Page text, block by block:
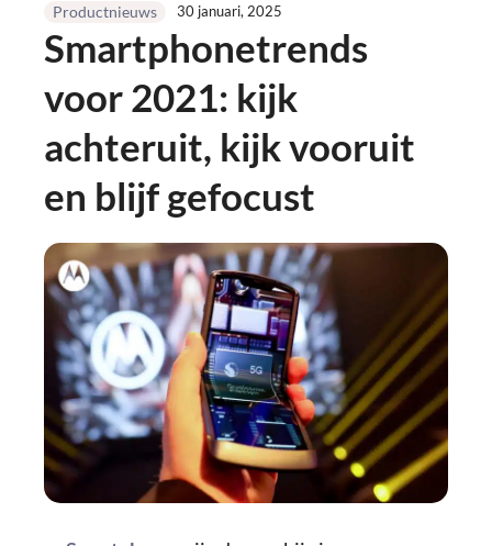
Productnieuws 30 januari, 2025
Smartphonetrends
voor 2021: kijk
achteruit, kijk vooruit
en blijf gefocust